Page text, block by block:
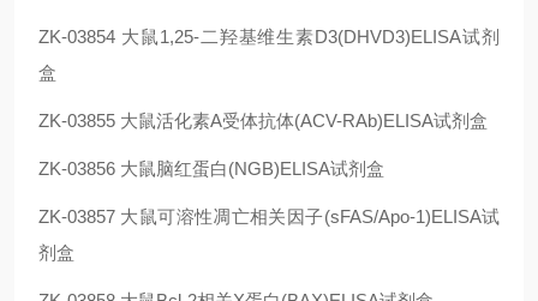
ZK-03854 大鼠1,25-二羟基维生素D3(DHVD3)ELISA试剂
盒
ZK-03855 大鼠活化素A受体抗体(ACV-RAb)ELISA试剂盒
ZK-03856 大鼠脑红蛋白(NGB)ELISA试剂盒
ZK-03857 大鼠可溶性凋亡相关因子(sFAS/Apo-1)ELISA试
剂盒